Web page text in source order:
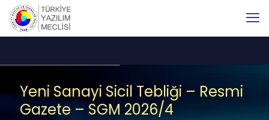
Yeni Sanayi Sicil Tebliği – Resmi
Gazete – SGM 2026/4